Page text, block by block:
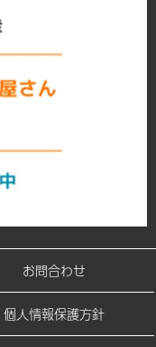
お問合わせ
個人情報保護方針